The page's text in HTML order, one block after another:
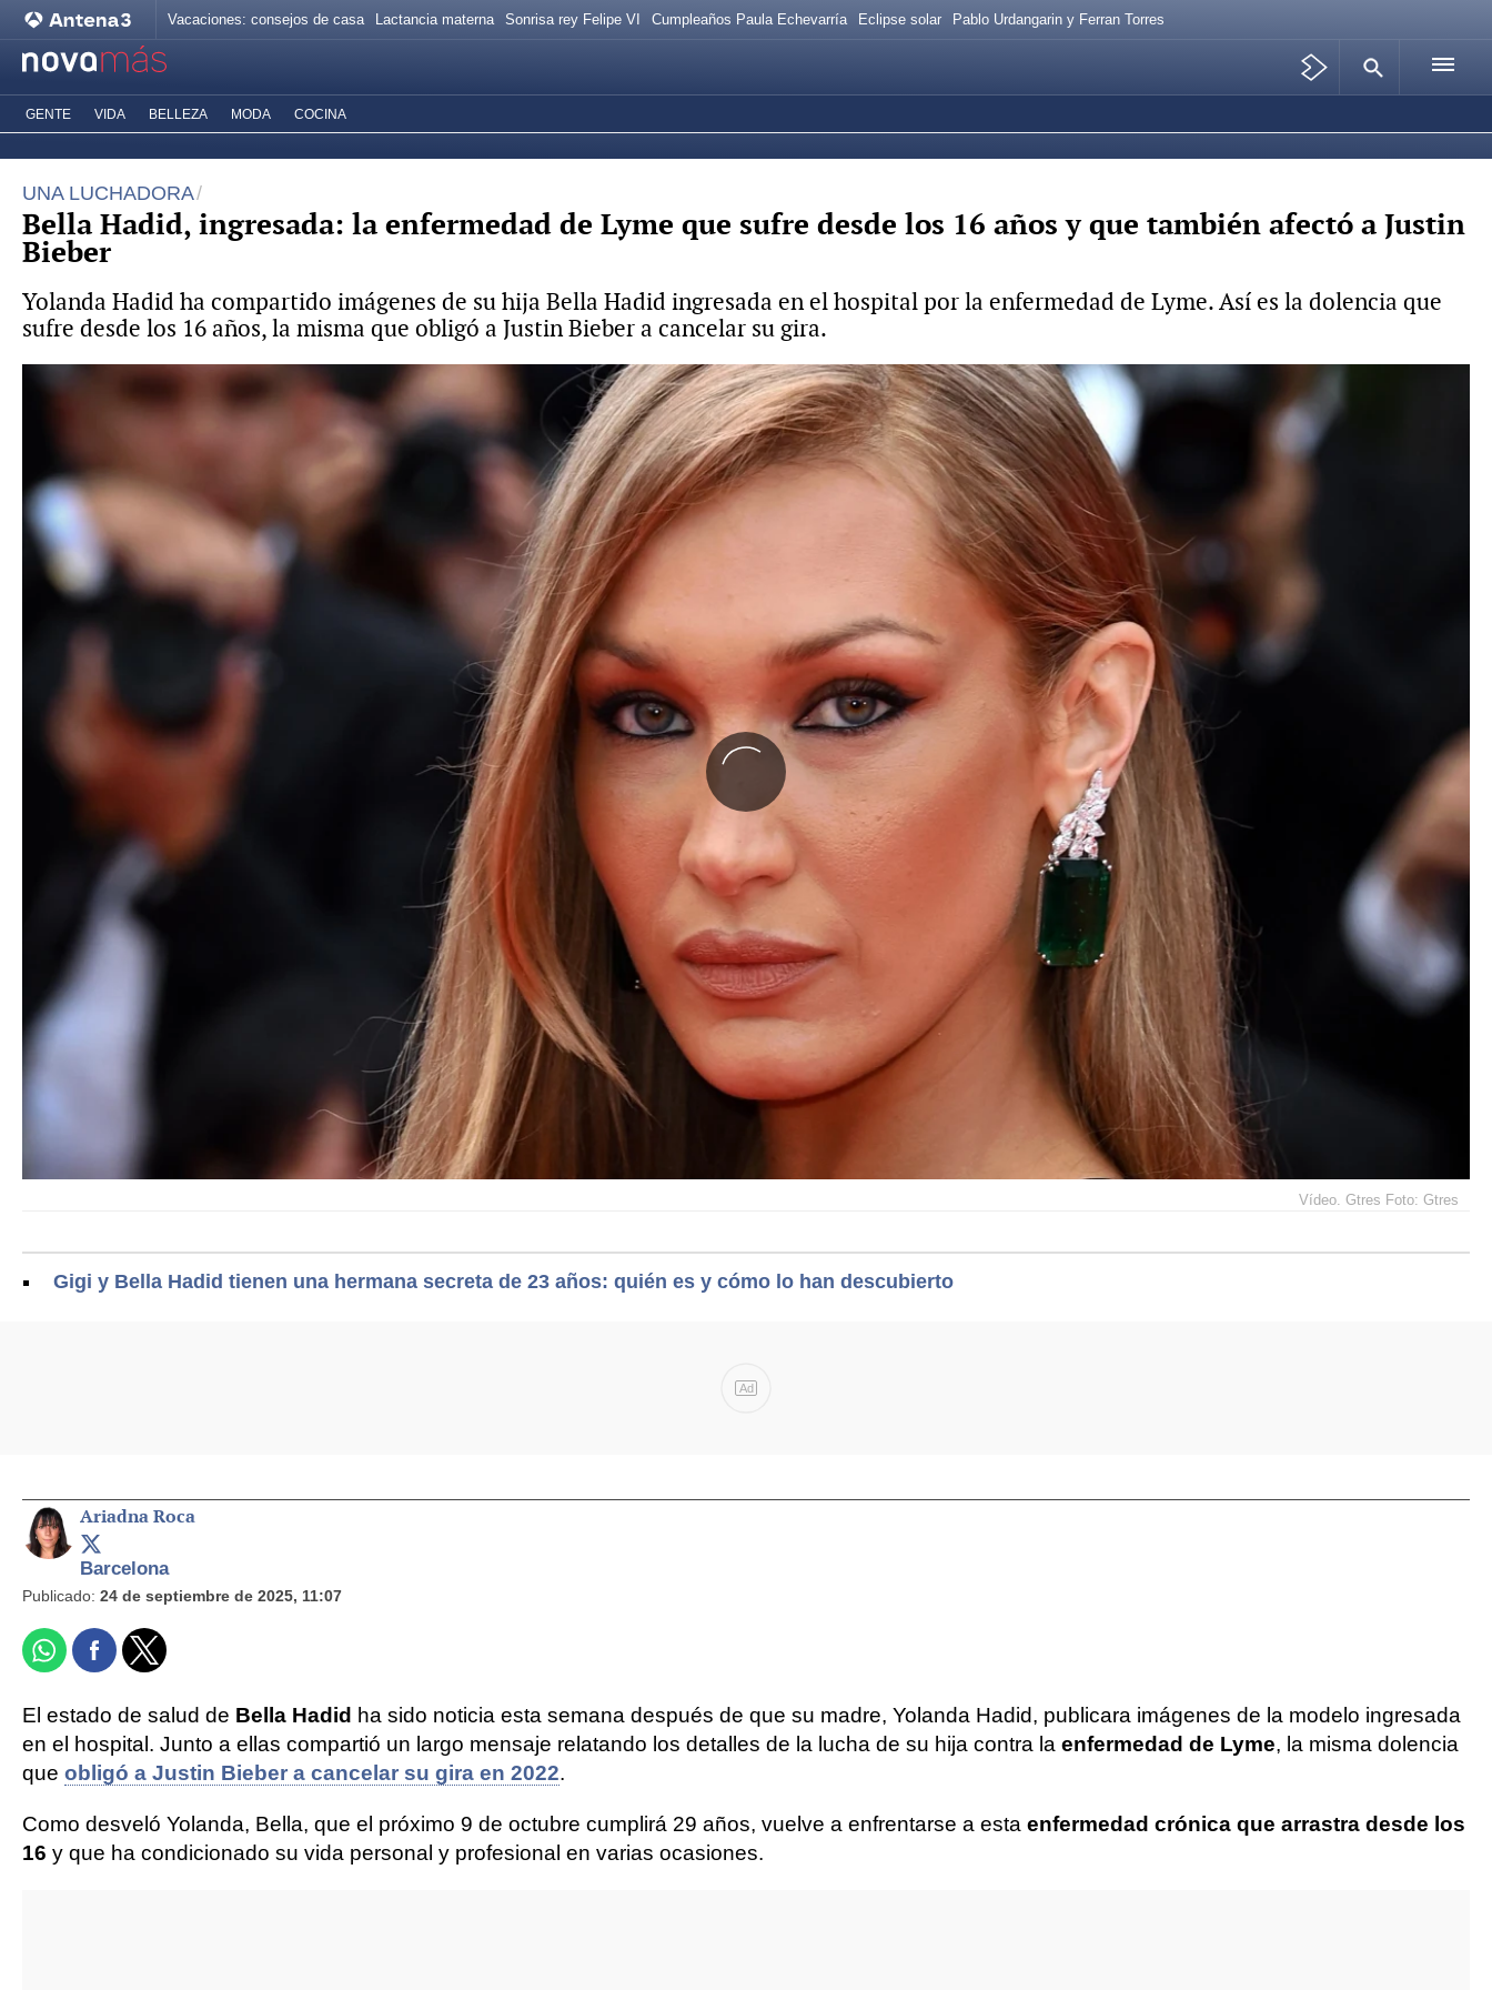
Vacaciones: consejos de casa Lactancia materna Sonrisa rey Felipe VI Cumpleaños Paula Echevarría Eclipse solar Pablo Urdangarin y Ferran Torres
GENTE VIDA BELLEZA MODA COCINA
UNA LUCHADORA
Bella Hadid, ingresada: la enfermedad de Lyme que sufre desde los 16 años y que también afectó a Justin
Bieber
Yolanda Hadid ha compartido imágenes de su hija Bella Hadid ingresada en el hospital por la enfermedad de Lyme. Así es la dolencia que
sufre desde los 16 años, la misma que obligó a Justin Bieber a cancelar su gira.
Vídeo. Gtres Foto: Gtres
Gigi y Bella Hadid tienen una hermana secreta de 23 años: quién es y cómo lo han descubierto
Ad
Ariadna Roca
Barcelona
Publicado: 24 de septiembre de 2025, 11:07
El estado de salud de Bella Hadid ha sido noticia esta semana después de que su madre, Yolanda Hadid, publicara imágenes de la modelo ingresada
en el hospital. Junto a ellas compartió un largo mensaje relatando los detalles de la lucha de su hija contra la enfermedad de Lyme, la misma dolencia
que obligó a Justin Bieber a cancelar su gira en 2022.
Como desveló Yolanda, Bella, que el próximo 9 de octubre cumplirá 29 años, vuelve a enfrentarse a esta enfermedad crónica que arrastra desde los
16 y que ha condicionado su vida personal y profesional en varias ocasiones.